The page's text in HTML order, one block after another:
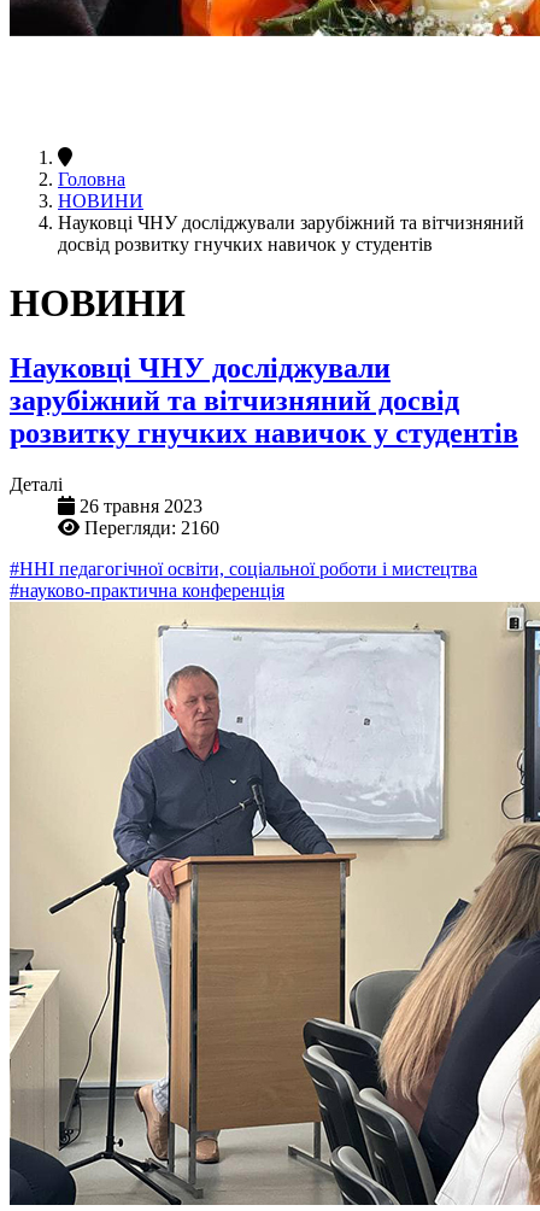
Головна
НОВИНИ
Науковці ЧНУ досліджували зарубіжний та вітчизняний
досвід розвитку гнучких навичок у студентів
НОВИНИ
Науковці ЧНУ досліджували
зарубіжний та вітчизняний досвід
розвитку гнучких навичок у студентів
Деталі
26 травня 2023
Перегляди: 2160
#ННІ педагогічної освіти, соціальної роботи і мистецтва
#науково-практична конференція